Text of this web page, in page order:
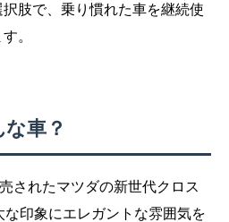
肢で、乗り慣れた車を継続使
。
車？
されたマツダの新世代クロス
印象にエレガントな雰囲気を